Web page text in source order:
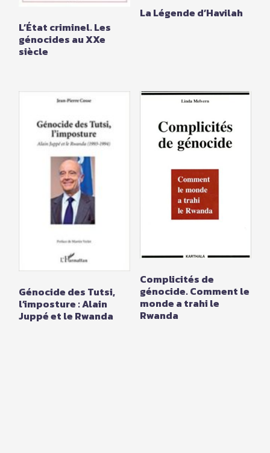
L’État criminel. Les
génocides au XXe
siècle
La Légende d’Havilah
Génocide des Tutsi,
l’imposture : Alain
Juppé et le Rwanda
Complicités de
génocide. Comment le
monde a trahi le
Rwanda